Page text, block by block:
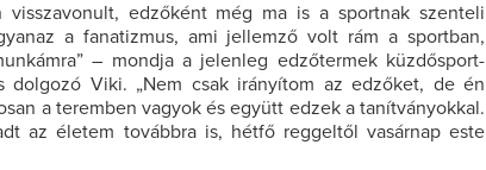
visszavonult, edzőként még ma is a sportnak szenteli
a fanatizmus, ami jellemző volt rám a sportban,
– mondja a jelenleg edzőtermek küzdősport-
dolgozó Viki. „Nem csak irányítom az edzőket, de én
a teremben vagyok és együtt edzek a tanítványokkal.
az életem továbbra is, hétfő reggeltől vasárnap este